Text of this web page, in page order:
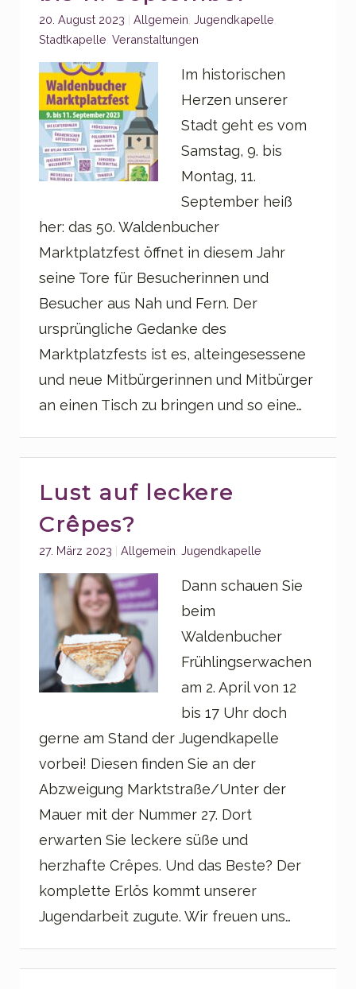
20. August 2023 Categories:
Allgemein Jugendkapelle
Stadtkapelle Veranstaltungen
Im historischen
Herzen unserer
Stadt geht es vom
Samstag, 9. bis
Montag, 11.
September heiß
her: das 50. Waldenbucher
Marktplatzfest öffnet in diesem Jahr
seine Tore für Besucherinnen und
Besucher aus Nah und Fern. Der
ursprüngliche Gedanke des
Marktplatzfests ist es, alteingesessene
und neue Mitbürgerinnen und Mitbürger
an einen Tisch zu bringen und so eine…
Lust auf leckere
Crêpes?
27. März 2023 Categories:
Allgemein Jugendkapelle
Dann schauen Sie
beim
Waldenbucher
Frühlingserwachen
am 2. April von 12
bis 17 Uhr doch
gerne am Stand der Jugendkapelle
vorbei! Diesen finden Sie an der
Abzweigung Marktstraße/Unter der
Mauer mit der Nummer 27. Dort
erwarten Sie leckere süße und
herzhafte Crêpes. Und das Beste? Der
komplette Erlös kommt unserer
Jugendarbeit zugute. Wir freuen uns…